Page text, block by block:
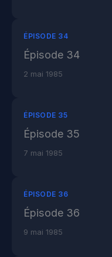
ÉPISODE 34
Épisode 34
2 mai 1985
ÉPISODE 35
Épisode 35
7 mai 1985
ÉPISODE 36
Épisode 36
9 mai 1985